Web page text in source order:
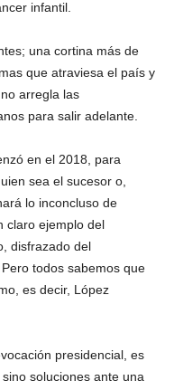
infantil.
una cortina más de
que atraviesa el país y
arregla las
para salir adelante.
en el 2018, para
sea el sucesor o,
lo inconcluso de
claro ejemplo del
disfrazado del
Pero todos sabemos que
es decir, López
presidencial, es
soluciones ante una